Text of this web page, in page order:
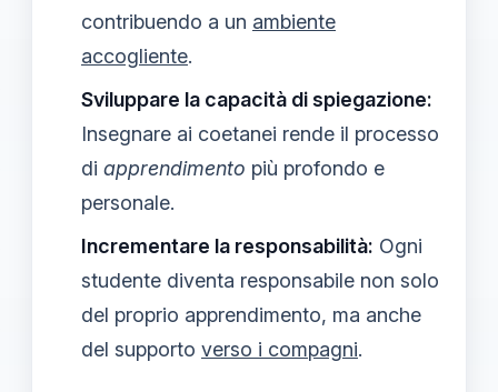
contribuendo a un ambiente
accogliente.
Sviluppare la capacità di spiegazione:
Insegnare ai coetanei rende il processo
di apprendimento più profondo e
personale.
Incrementare la responsabilità: Ogni
studente diventa responsabile non solo
del proprio apprendimento, ma anche
del supporto verso i compagni.